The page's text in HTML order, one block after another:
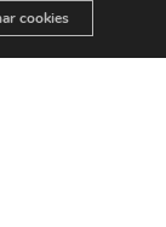
cookies